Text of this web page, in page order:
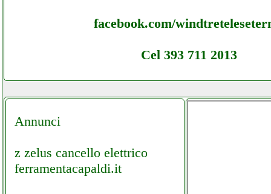
facebook.com/
Cel 393 711 2013
Annunci
z zelus cancello elettrico
ferramentacapaldi.it